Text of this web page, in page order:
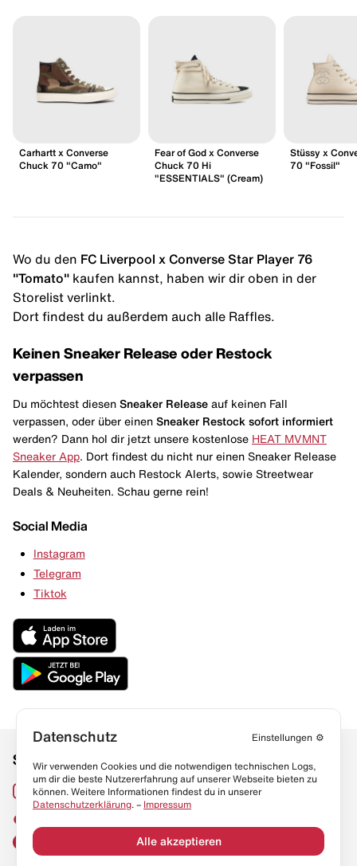
Carhartt x Converse
Chuck 70 "Camo"
Fear of God x Converse
Chuck 70 Hi
"ESSENTIALS" (Cream)
Stüssy x
70 "Fossil"
Wo du den FC Liverpool x Converse Star Player 76
"Tomato" kaufen kannst, haben wir dir oben in der
Storelist verlinkt.
Dort findest du außerdem auch alle Raffles.
Keinen Sneaker Release oder Restock
verpassen
Du möchtest diesen Sneaker Release auf keinen Fall
verpassen, oder über einen Sneaker Restock sofort informiert
werden? Dann hol dir jetzt unsere kostenlose HEAT MVMNT
Sneaker App . Dort findest du nicht nur einen Sneaker Release
Kalender, sondern auch Restock Alerts, sowie Streetwear
Deals & Neuheiten. Schau gerne rein!
Social Media
Instagram
Telegram
Tiktok
Social Media
Instagram
Links
Sneaker Lexikon
Resell Guide
Datenschutz
Datenschutz Einstellungen ⚙️
Wir verwenden Cookies und die notwendigen technischen Logs,
um dir die beste Nutzererfahrung auf unserer Webseite bieten zu
können. Weitere Informationen findest du in unserer
Datenschutzerklärung. – Impressum
Alle akzeptieren